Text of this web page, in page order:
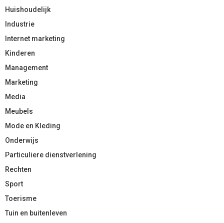
Huishoudelijk
Industrie
Internet marketing
Kinderen
Management
Marketing
Media
Meubels
Mode en Kleding
Onderwijs
Particuliere dienstverlening
Rechten
Sport
Toerisme
Tuin en buitenleven